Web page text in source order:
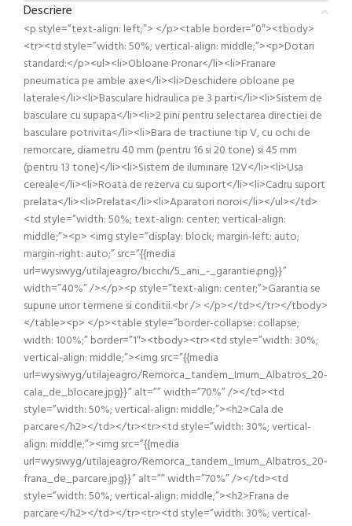
Descriere
<p style=”text-align: left;”> </p><table border=”0″><tbody>
<tr><td style=”width: 50%; vertical-align: middle;”><p>Dotari
standard:</p><ul><li>Obloane Pronar</li><li>Franare
pneumatica pe amble axe</li><li>Deschidere obloane pe
laterale</li><li>Basculare hidraulica pe 3 parti</li><li>Sistem de
basculare cu supapa</li><li>2 pini pentru selectarea directiei de
basculare potrivita</li><li>Bara de tractiune tip V, cu ochi de
remorcare, diametru 40 mm (pentru 16 si 20 tone) si 45 mm
(pentru 13 tone)</li><li>Sistem de iluminare 12V</li><li>Usa
cereale</li><li>Roata de rezerva cu suport</li><li>Cadru suport
prelata</li><li>Prelata</li><li>Aparatori noroi</li></ul></td>
<td style=”width: 50%; text-align: center; vertical-align:
middle;”><p> <img style=”display: block; margin-left: auto;
margin-right: auto;” src=”{{media
url=wysiwyg/utilajeagro/bicchi/5_ani_-_garantie.png}}”
width=”40%” /></p><p style=”text-align: center;”>Garantia se
supune unor termene si conditii.<br /> </p></td></tr></tbody>
</table><p> </p><table style=”border-collapse: collapse;
width: 100%;” border=”1″><tbody><tr><td style=”width: 30%;
vertical-align: middle;”><img src=”{{media
url=wysiwyg/utilajeagro/Remorca_tandem_Imum_Albatros_20-
cala_de_blocare.jpg}}” alt=”” width=”70%” /></td><td
style=”width: 50%; vertical-align: middle;”><h2>Cala de
parcare</h2></td></tr><tr><td style=”width: 30%; vertical-
align: middle;”><img src=”{{media
url=wysiwyg/utilajeagro/Remorca_tandem_Imum_Albatros_20-
frana_de_parcare.jpg}}” alt=”” width=”70%” /></td><td
style=”width: 50%; vertical-align: middle;”><h2>Frana de
parcare</h2></td></tr><tr><td style=”width: 30%; vertical-